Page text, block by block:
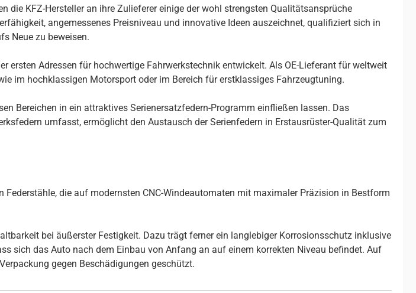
KFZ-Hersteller an ihre Zulieferer einige der wohl strengsten Qualitätsansprüche
angemessenes Preisniveau und innovative Ideen auszeichnet, qualifiziert sich in
Neue zu beweisen.
ersten Adressen für hochwertige Fahrwerkstechnik entwickelt. Als OE-Lieferant für weltweit
im hochklassigen Motorsport oder im Bereich für erstklassiges Fahrzeugtuning.
Bereichen in ein attraktives Serienersatzfedern-Programm einfließen lassen. Das
umfasst, ermöglicht den Austausch der Serienfedern in Erstausrüster-Qualität zum
die auf modernsten CNC-Windeautomaten mit maximaler Präzision in Bestform
bei äußerster Festigkeit. Dazu trägt ferner ein langlebiger Korrosionsschutz inklusive
sich das Auto nach dem Einbau von Anfang an auf einem korrekten Niveau befindet. Auf
gegen Beschädigungen geschützt.